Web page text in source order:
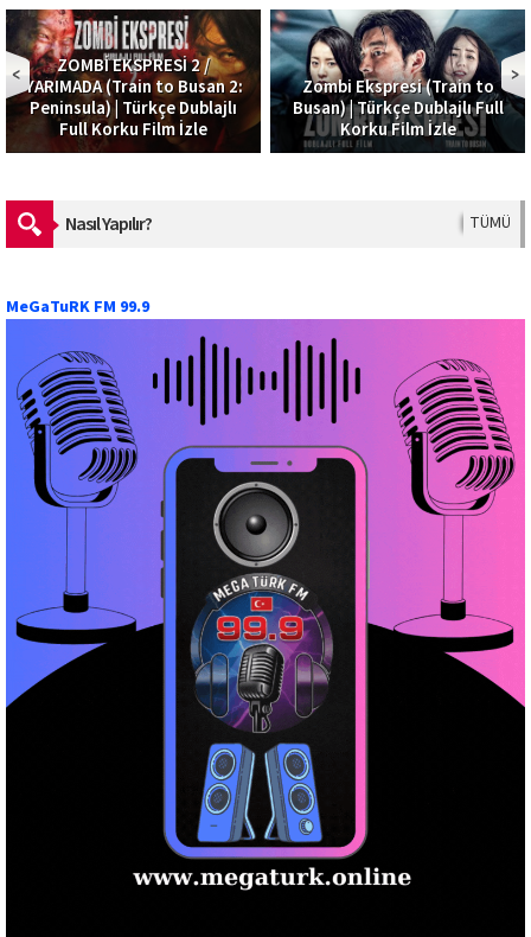
2:
Zombi Ekspresi (Train to
Busan) | Türkçe Dublajlı Full
Korku Film İzle
Ateş Yağmuru –
Türkçe Dublaj Macera
– MovieBox
Nasıl Yapılır? TÜMÜ
MeGaTuRK FM 99.9